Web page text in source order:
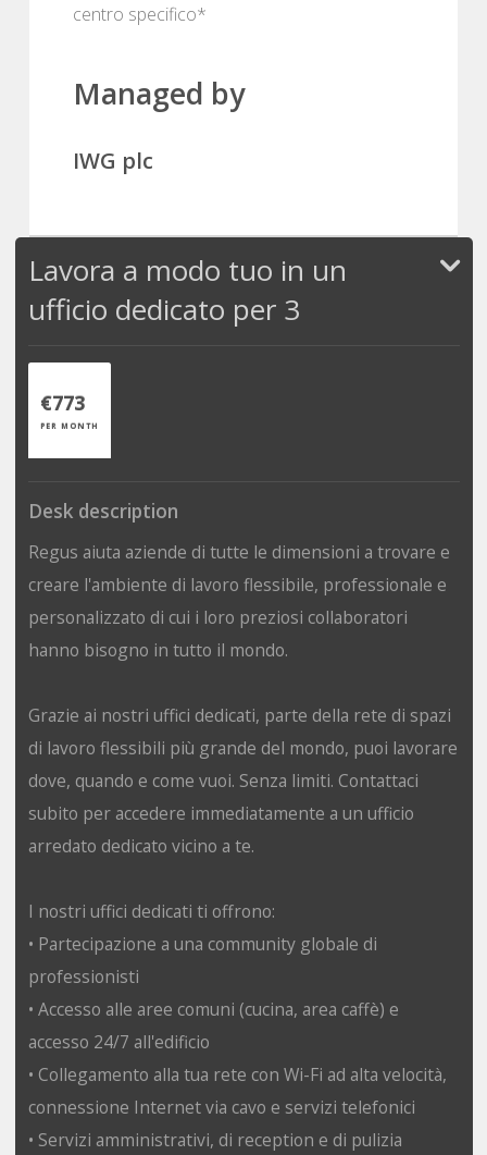
centro specifico*
Managed by
IWG plc
Lavora a modo tuo in un
ufficio dedicato per 3
€773
PER MONTH
Desk description
Regus aiuta aziende di tutte le dimensioni a trovare e
creare l'ambiente di lavoro flessibile, professionale e
personalizzato di cui i loro preziosi collaboratori
hanno bisogno in tutto il mondo.
Grazie ai nostri uffici dedicati, parte della rete di spazi
di lavoro flessibili più grande del mondo, puoi lavorare
dove, quando e come vuoi. Senza limiti. Contattaci
subito per accedere immediatamente a un ufficio
arredato dedicato vicino a te.
I nostri uffici dedicati ti offrono:
• Partecipazione a una community globale di
professionisti
• Accesso alle aree comuni (cucina, area caffè) e
accesso 24/7 all'edificio
• Collegamento alla tua rete con Wi-Fi ad alta velocità,
connessione Internet via cavo e servizi telefonici
• Servizi amministrativi, di reception e di pulizia